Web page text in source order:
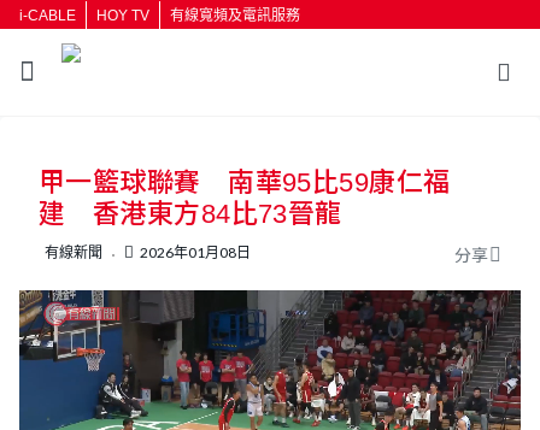
i-CABLE HOY TV 有線寬頻及電訊服務
甲一籃球聯賽 南華95比59康仁福
建 香港東方84比73晉龍
有線新聞 2026年01月08日 分享